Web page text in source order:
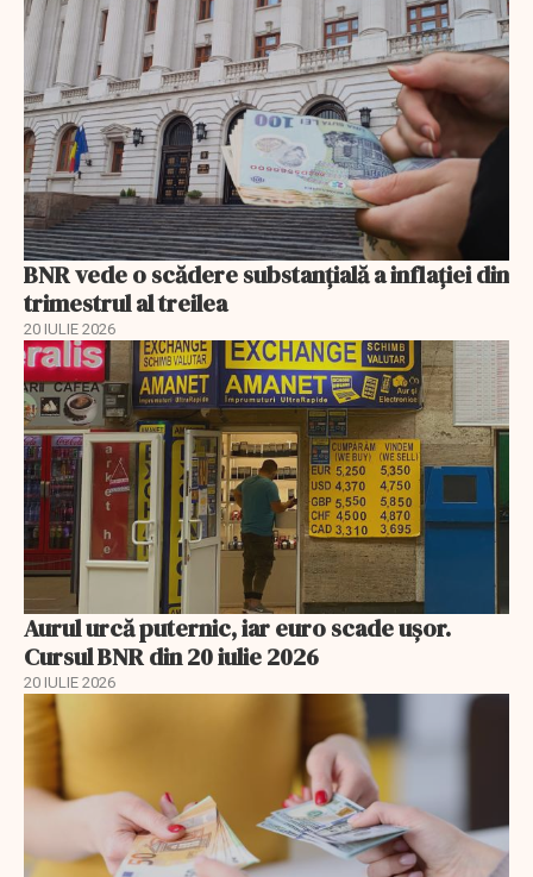
BNR vede o scădere substanţială a inflaţiei din
trimestrul al treilea
20 IULIE 2026
Aurul urcă puternic, iar euro scade ușor.
Cursul BNR din 20 iulie 2026
20 IULIE 2026